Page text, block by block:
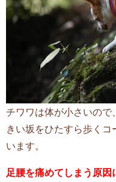
チワワは体が小さいので
きい坂をひたすら歩くコ
います。
足腰を痛めてしまう原